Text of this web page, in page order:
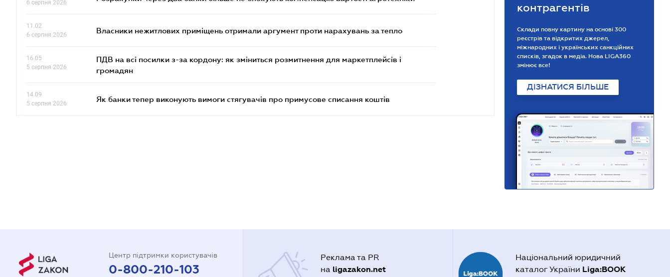
6 серпня 2026
11.02
6 серпня 2026
Власники нежитлових приміщень отримали аргумент проти нарахувань за тепло
16.05
5 серпня 2026
ПДВ на всі посилки з-за кордону: як зміниться розмитнення для маркетплейсів і
громадян
14.09
5 серпня 2026
Як банки тепер виконують вимоги стягувачів про примусове списання коштів
контрагентів
Склади повну картину на основі 300
реєстрів та відкритих джерел,
міжнародних і українських санкційних
списків, згадок в медіа. Нова LIGA360
змінює все!
ДІЗНАТИСЯ БІЛЬШЕ
Центр підтримки користувачів
0-800-210-103
Реклама та PR
на ligazakon.net
Національний юридичний
каталог України Liga:BOOK